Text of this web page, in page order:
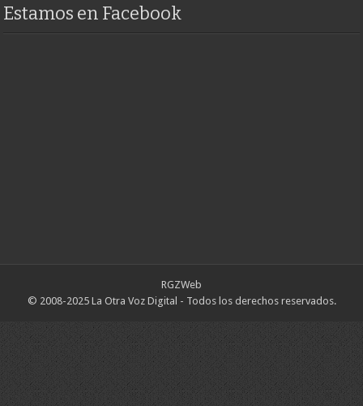
Estamos en Facebook
RGZWeb
© 2008-2025 La Otra Voz Digital - Todos los derechos reservados.